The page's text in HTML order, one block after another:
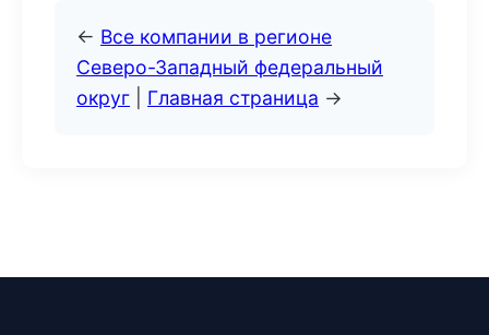
← Все компании в регионе
Северо-Западный федеральный
округ
Главная страница →